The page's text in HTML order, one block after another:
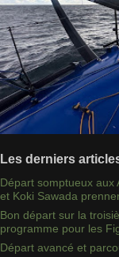
Les derniers
Départ somptueux aux
et Koki Sawada
Bon départ sur la
programme pour les
Départ avancé et